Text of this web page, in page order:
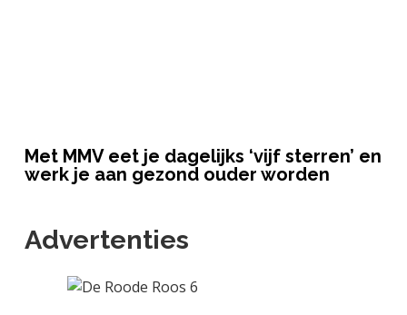
Met MMV eet je dagelijks ‘vijf sterren’ en
werk je aan gezond ouder worden
Advertenties